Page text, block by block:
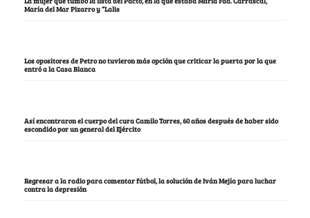
María del Mar Pizarro y “Lalis
Los opositores de Petro no tuvieron más opción que criticar la puerta por la que
entró a la Casa Blanca
Así encontraron el cuerpo del cura Camilo Torres, 60 años después de haber sido
escondido por un general del Ejército
Regresar a la radio para comentar fútbol, la solución de Iván Mejía para luchar
contra la depresión